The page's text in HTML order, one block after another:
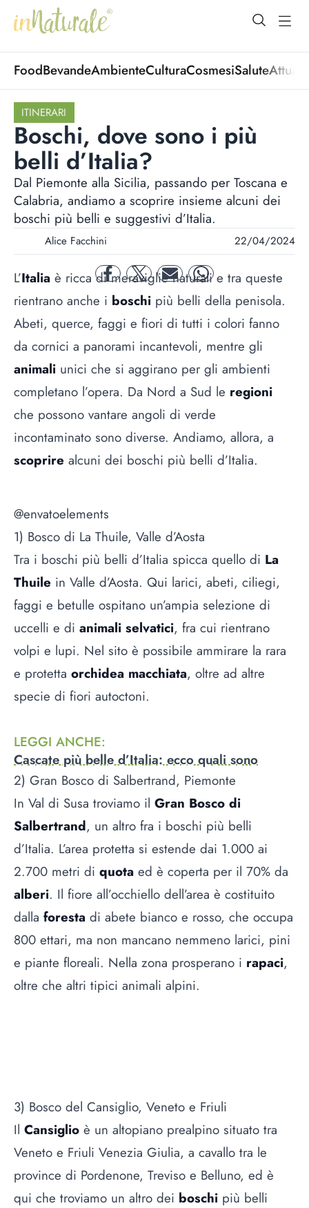
open
FoodBevandeAmbienteCulturaCosmesiSalute
ITINERARI
Boschi, dove sono i più
belli d’Italia?
Dal Piemonte alla Sicilia, passando per Toscana e
Calabria, andiamo a scoprire insieme alcuni dei
boschi più belli e suggestivi d’Italia.
Alice Facchini 22/04/2024
facebooktwitter mail whatsapp
L’Italia è ricca di meraviglie naturali e tra queste
rientrano anche i boschi più belli della penisola.
Abeti, querce, faggi e fiori di tutti i colori fanno
da cornici a panorami incantevoli, mentre gli
animali unici che si aggirano per gli ambienti
completano l’opera. Da Nord a Sud le regioni
che possono vantare angoli di verde
incontaminato sono diverse. Andiamo, allora, a
scoprire alcuni dei boschi più belli d’Italia.
@envatoelements
1) Bosco di La Thuile, Valle d’Aosta
Tra i boschi più belli d’Italia spicca quello di La
Thuile in Valle d’Aosta. Qui larici, abeti, ciliegi,
faggi e betulle ospitano un’ampia selezione di
uccelli e di animali selvatici, fra cui rientrano
volpi e lupi. Nel sito è possibile ammirare la rara
e protetta orchidea macchiata, oltre ad altre
specie di fiori autoctoni.
LEGGI ANCHE:
Cascate più belle d’Italia: ecco quali sono
2) Gran Bosco di Salbertrand, Piemonte
In Val di Susa troviamo il Gran Bosco di
Salbertrand, un altro fra i boschi più belli
d’Italia. L’area protetta si estende dai 1.000 ai
2.700 metri di quota ed è coperta per il 70% da
alberi. Il fiore all’occhiello dell’area è costituito
dalla foresta di abete bianco e rosso, che occupa
800 ettari, ma non mancano nemmeno larici, pini
e piante floreali. Nella zona prosperano i rapaci,
oltre che altri tipici animali alpini.
3) Bosco del Cansiglio, Veneto e Friuli
Il Cansiglio è un altopiano prealpino situato tra
Veneto e Friuli Venezia Giulia, a cavallo tra le
province di Pordenone, Treviso e Belluno, ed è
qui che troviamo un altro dei boschi più belli